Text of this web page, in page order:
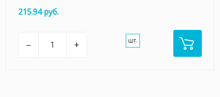
215.94 руб.
– + шт.